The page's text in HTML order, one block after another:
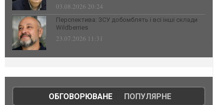
03.08.2026 20:24
Перспектива: ЗСУ добомблять і всі інші склади
Wildberries
23.07.2026 11:31
ОБГОВОРЮВАНЕ| ПОПУЛЯРНЕ